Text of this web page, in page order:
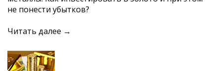
не понести убытков?
Читать далее →